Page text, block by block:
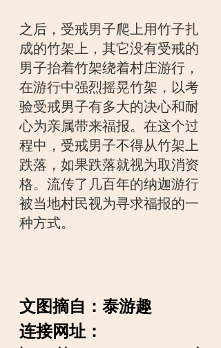
之后，受戒男子爬上用竹子扎
成的竹架上，其它没有受戒的
男子抬着竹架绕着村庄游行，
在游行中强烈摇晃竹架，以考
验受戒男子有多大的决心和耐
心为亲属带来福报。在这个过
程中，受戒男子不得从竹架上
跌落，如果跌落就视为取消资
格。流传了几百年的纳迦游行
被当地村民视为寻求福报的一
种方式。
文图摘自：泰游趣
连接网址：